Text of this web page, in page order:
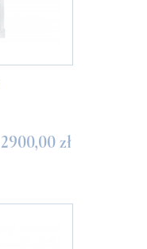
2900,00 zł